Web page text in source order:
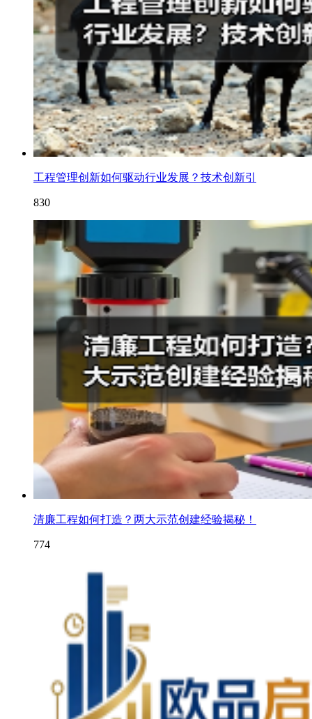
工程管理创新如何驱动行业发展？技术创新引
830
清廉工程如何打造？两大示范创建经验揭秘！
774